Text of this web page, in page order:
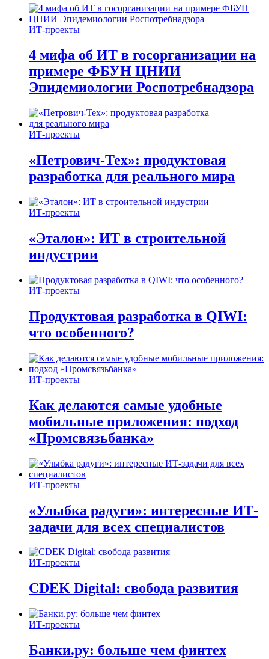
ИТ-проекты
4 мифа об ИТ в госорганизации на
примере ФБУН ЦНИИ
Эпидемиологии Роспотребнадзора
ИТ-проекты
«Петрович-Тех»: продуктовая
разработка для реального мира
ИТ-проекты
«Эталон»: ИТ в строительной
индустрии
ИТ-проекты
Продуктовая разработка в QIWI:
что особенного?
ИТ-проекты
Как делаются самые удобные
мобильные приложения: подход
«Промсвязьбанка»
ИТ-проекты
«Улыбка радуги»: интересные ИТ-
задачи для всех специалистов
ИТ-проекты
CDEK Digital: свобода развития
ИТ-проекты
Банки.ру: больше чем финтех